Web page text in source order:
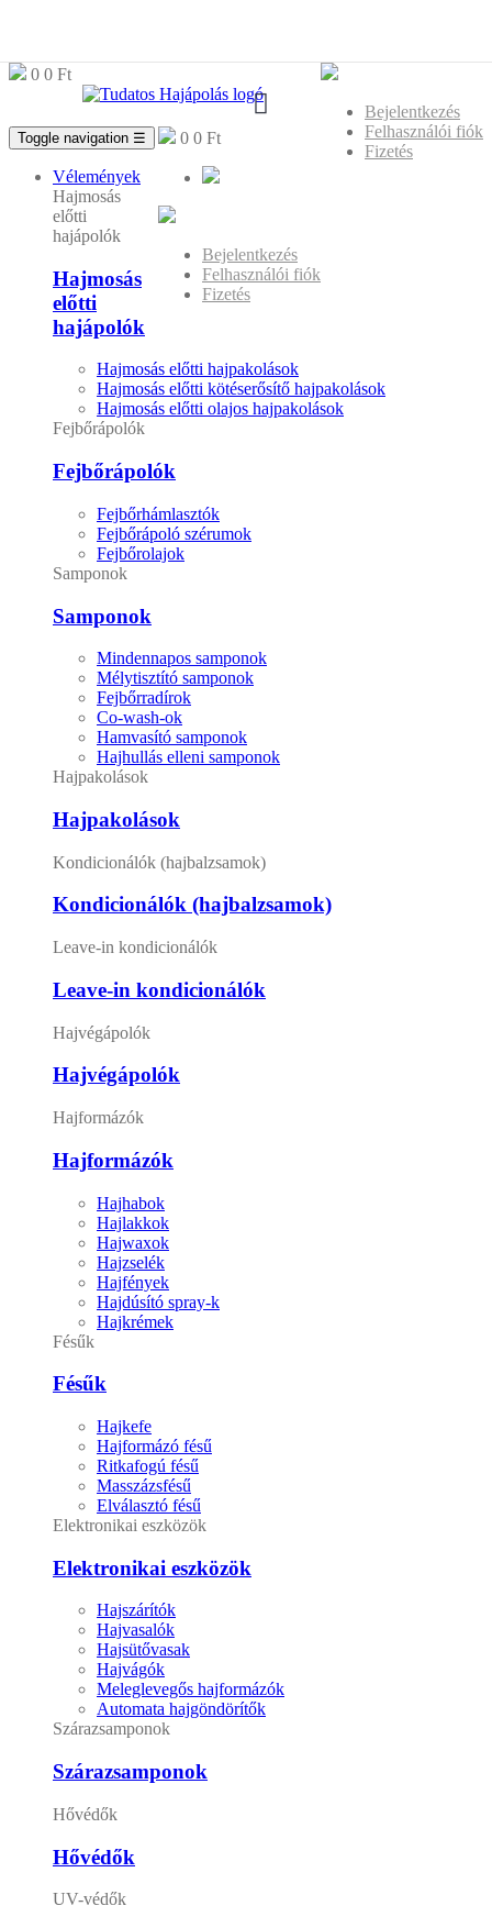
Bejelentkezés
Felhasználói fiók
Fizetés
0 0 Ft
0 0 Ft
Bejelentkezés
Felhasználói fiók
Fizetés
Toggle navigation ☰
Vélemények
Hajmosás
előtti
hajápolók
Hajmosás
előtti
hajápolók
Hajmosás előtti hajpakolások
Hajmosás előtti kötéserősítő hajpakolások
Hajmosás előtti olajos hajpakolások
Fejbőrápolók
Fejbőrápolók
Fejbőrhámlasztók
Fejbőrápoló szérumok
Fejbőrolajok
Samponok
Samponok
Mindennapos samponok
Mélytisztító samponok
Fejbőrradírok
Co-wash-ok
Hamvasító samponok
Hajhullás elleni samponok
Hajpakolások
Hajpakolások
Kondicionálók (hajbalzsamok)
Kondicionálók (hajbalzsamok)
Leave-in kondicionálók
Leave-in kondicionálók
Hajvégápolók
Hajvégápolók
Hajformázók
Hajformázók
Hajhabok
Hajlakkok
Hajwaxok
Hajzselék
Hajfények
Hajdúsító spray-k
Hajkrémek
Fésűk
Fésűk
Hajkefe
Hajformázó fésű
Ritkafogú fésű
Masszázsfésű
Elválasztó fésű
Elektronikai eszközök
Elektronikai eszközök
Hajszárítók
Hajvasalók
Hajsütővasak
Hajvágók
Meleglevegős hajformázók
Automata hajgöndörítők
Szárazsamponok
Szárazsamponok
Hővédők
Hővédők
UV-védők